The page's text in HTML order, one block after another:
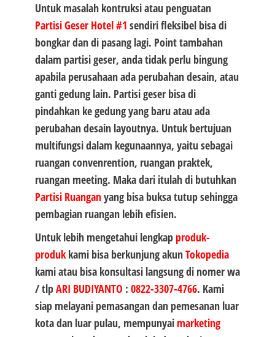
Untuk masalah kontruksi atau penguatan
Partisi Geser Hotel #1 sendiri fleksibel bisa di
bongkar dan di pasang lagi. Point tambahan
dalam partisi geser, anda tidak perlu bingung
apabila perusahaan ada perubahan desain, atau
ganti gedung lain. Partisi geser bisa di
pindahkan ke gedung yang baru atau ada
perubahan desain layoutnya. Untuk bertujuan
multifungsi dalam kegunaannya, yaitu sebagai
ruangan convenrention, ruangan praktek,
ruangan meeting. Maka dari itulah di butuhkan
Partisi Ruanganyang bisa buksa tutup sehingga
pembagian ruangan lebih efisien.
Untuk lebih mengetahui lengkap produk-
produkkami bisa berkunjung akunTokopedia
kami atau bisa konsultasi langsung di nomer wa
/ tlpARI BUDIYANTO : 0822-3307-4766. Kami
siap melayani pemasangan dan pemesanan luar
kota dan luar pulau, mempunyai marketing